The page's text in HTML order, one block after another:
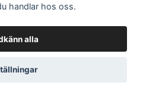
Adventure AB
handlar hos oss.
alla